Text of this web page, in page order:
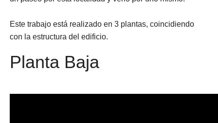
Este trabajo está realizado en 3 plantas, coincidiendo
con la estructura del edificio.
Planta Baja